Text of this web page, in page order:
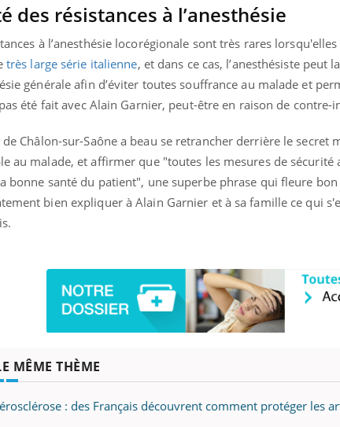
des résistances à l’anesthésie
à l’anesthésie locorégionale sont très rares
très large série italienne, et dans ce cas, l’anesthésiste
générale afin d’éviter toutes souffrance au malade et
été fait avec Alain Garnier, peut-être en raison de contre-
de Châlon-sur-Saône a beau se retrancher derrière le secret
au malade, et affirmer que "toutes les mesures de
bonne santé du patient", une superbe phrase qui fleure
bien expliquer à Alain Garnier et à sa famille ce qui
MÊME THÈME
: des Français découvrent comment protéger les